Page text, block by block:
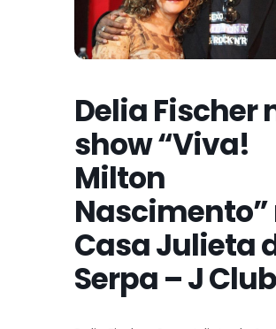
Delia Fischer
show “Viva!
Milton
Nascimento”
Casa Julieta
Serpa – J Club